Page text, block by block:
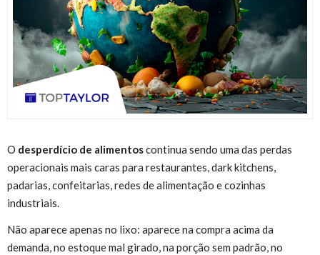
O desperdício de alimentoscontinua sendo uma das perdas
operacionais mais caras para restaurantes, dark kitchens,
padarias, confeitarias, redes de alimentação e cozinhas
industriais.
Não aparece apenas no lixo: aparece na compra acima da
demanda, no estoque mal girado, na porção sem padrão, no